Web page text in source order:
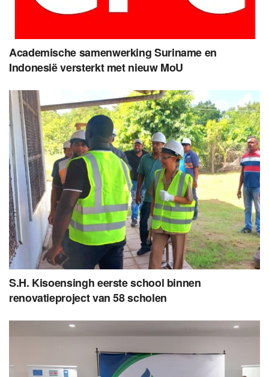
Academische samenwerking Suriname en
Indonesië versterkt met nieuw MoU
S.H. Kisoensingh eerste school binnen
renovatieproject van 58 scholen